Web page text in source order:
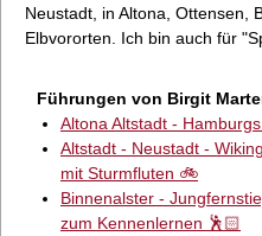
Neustadt, in Altona, Ottensen,
Elbvororten. Ich bin auch für
Führungen von Birgit
Altona Altstadt -
Altstadt - Neustadt -
mit Sturmfluten 🚲
Binnenalster -
zum Kennenlernen 🕺🏻